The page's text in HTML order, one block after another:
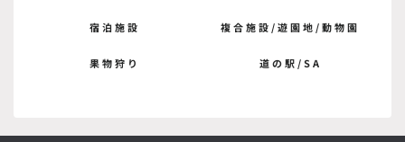
宿泊施設 複合施設/遊園地/動物園
果物狩り 道の駅/SA